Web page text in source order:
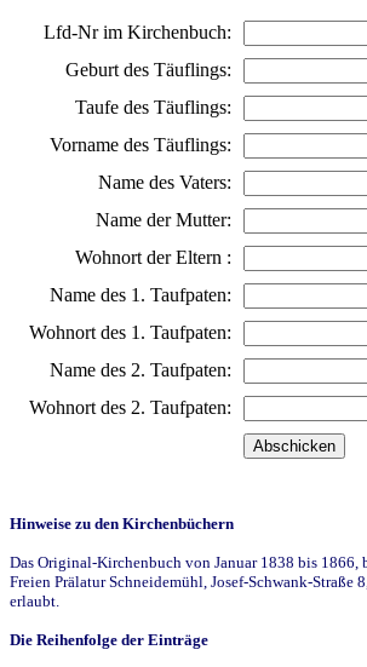
Lfd-Nr im Kirchenbuch:
Geburt des Täuflings:
Taufe des Täuflings:
Vorname des Täuflings:
Name des Vaters:
Name der Mutter:
Wohnort der Eltern :
Name des 1. Taufpaten:
Wohnort des 1. Taufpaten:
Name des 2. Taufpaten:
Wohnort des 2. Taufpaten:
Hinweise zu den Kirchenbüchern
Das Original-Kirchenbuch von Januar 1838 bis
Freien Prälatur Schneidemühl, Josef-Schwank-
erlaubt.
Die Reihenfolge der Einträge